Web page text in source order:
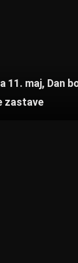
11. maj, Dan
zastave